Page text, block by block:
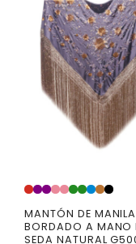
MANTÓN DE MANILA
BORDADO A MANO
SEDA NATURAL